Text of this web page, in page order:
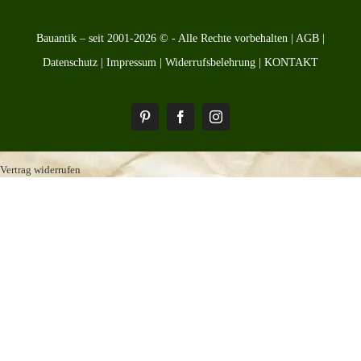
Bauantik – seit 2001-2026 © - Alle Rechte vorbehalten | AGB |
Datenschutz | Impressum | Widerrufsbelehrung | KONTAKT
PinterestFacebookInstagram
Vertrag widerrufen